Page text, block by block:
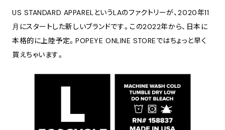
US STANDARD APPARELというLAのファクトリーが、2020年11
月にスタートした新しいブランドです。この2022年から、日本に
本格的に上陸予定。POPEYE ONLINE STOREではちょっと早く
買えちゃいます。